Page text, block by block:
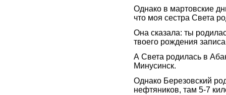
Однако в мартовские
что моя сестра Света
Она сказала: ты
твоего рождения
А Света родилась в
Минусинск.
Однако Березовский
нефтяников, там 5-7